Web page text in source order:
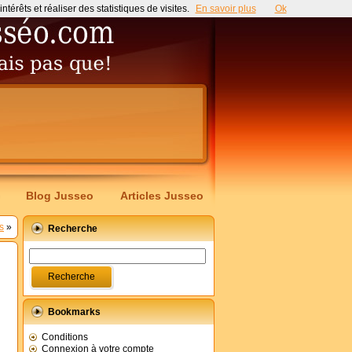
Blog Jusseo Articles Jusseo
» Recherche
Bookmarks
Conditions
Connexion à votre compte
et réaliser des statistiques de visites. En savoir plus Ok